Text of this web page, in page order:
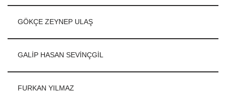
GÖKÇE ZEYNEP ULAŞ
GALİP HASAN SEVİNÇGİL
FURKAN YILMAZ